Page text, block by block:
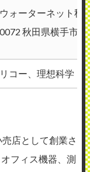
ウォーターネット秋
0072 秋田県横手市
リコー、理想科学
店として創業さ
フィス機器、測